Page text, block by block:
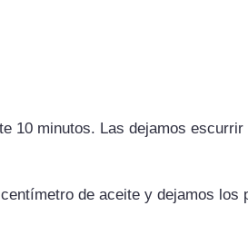
10 minutos. Las dejamos
de aceite y dejamos los